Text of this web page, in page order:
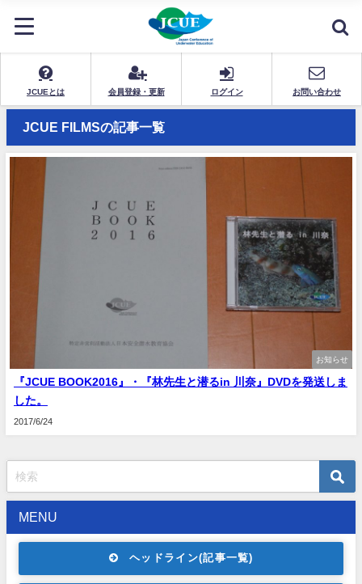
JCUEとは 会員登録・更新 ログイン お問い合わせ
JCUE FILMSの記事一覧
お知らせ
『JCUE BOOK2016』・『林先生と潜るin 川奈』DVDを発送しま
した。
2017/6/24
MENU
ヘッドライン(記事一覧)